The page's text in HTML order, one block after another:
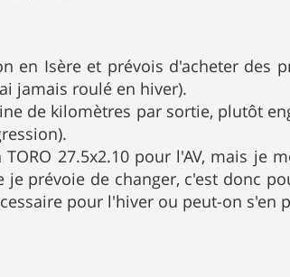
en Isère et prévois d'acheter des
jamais roulé en hiver).
de kilomètres par sortie, plutôt
27.5x2.10 pour l'AV, mais je
je prévoie de changer, c'est donc
pour l'hiver ou peut-on s'en